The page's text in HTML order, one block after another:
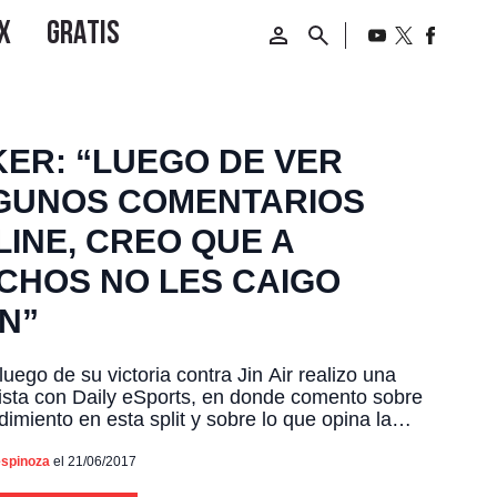
“LUEGO DE VER
COMENTARIOS
CREO QUE A
NO LES CAIGO
de su victoria contra Jin Air realizo una
con Daily eSports, en donde comento sobre
en esta split y sobre lo que opina la
negativos de los extraños en el internet.
el 21/06/2017